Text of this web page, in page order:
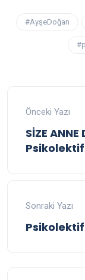
#AyşeDoğan
Önceki Yazı
SİZE ANNE
Psikolektif
Sonraki Yazı
Psikolektif